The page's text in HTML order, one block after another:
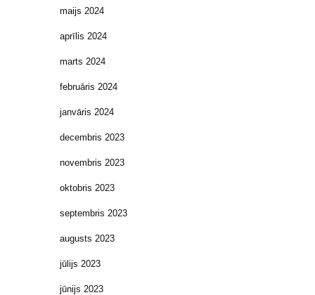
maijs 2024
aprīlis 2024
marts 2024
februāris 2024
janvāris 2024
decembris 2023
novembris 2023
oktobris 2023
septembris 2023
augusts 2023
jūlijs 2023
jūnijs 2023